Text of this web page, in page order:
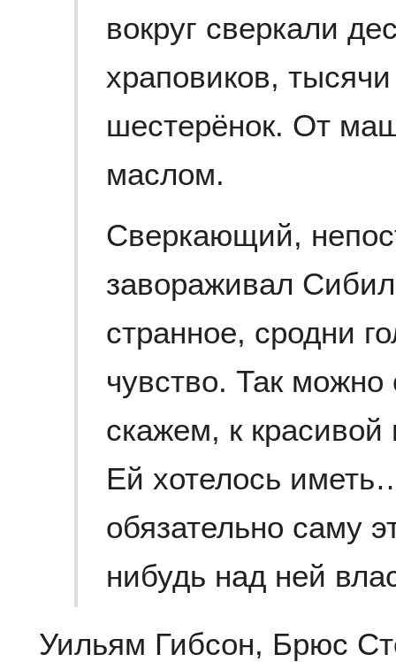
вокруг сверкали
храповиков,
шестерёнок. От
маслом.
Сверкающий,
завораживал
странное, сродни
чувство. Так
скажем, к
Ей хотелось
обязательно саму
нибудь над ней
Уильям Гибсон, Брюс